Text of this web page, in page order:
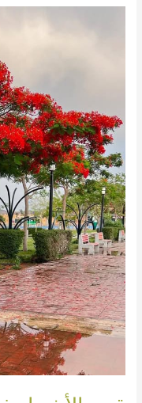
يكون
ضروري؟
وكيف
يتم
بدون
ما
تضر
الشجرة
أو
المكان؟